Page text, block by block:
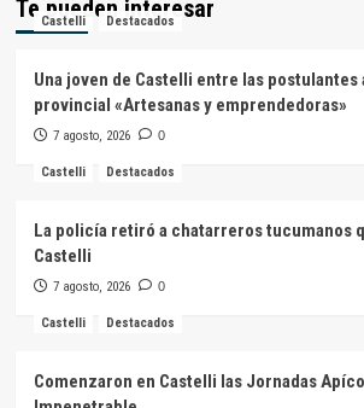
Te pueden interesar
Castelli Destacados
Una joven de Castelli entre las postulantes
provincial «Artesanas y emprendedoras»
7 agosto, 2026 0
Castelli Destacados
La policía retiró a chatarreros tucumanos
Castelli
7 agosto, 2026 0
Castelli Destacados
Comenzaron en Castelli las Jornadas